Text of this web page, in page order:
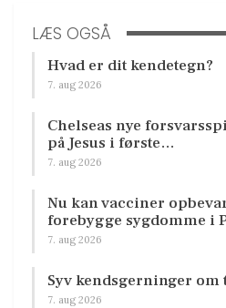
LÆS OGSÅ
Hvad er dit kendetegn?
7. aug 2026
Chelseas nye
på Jesus i første…
7. aug 2026
Nu kan vacciner
forebygge sygdomme i
7. aug 2026
Syv kendsgerninger om
7. aug 2026